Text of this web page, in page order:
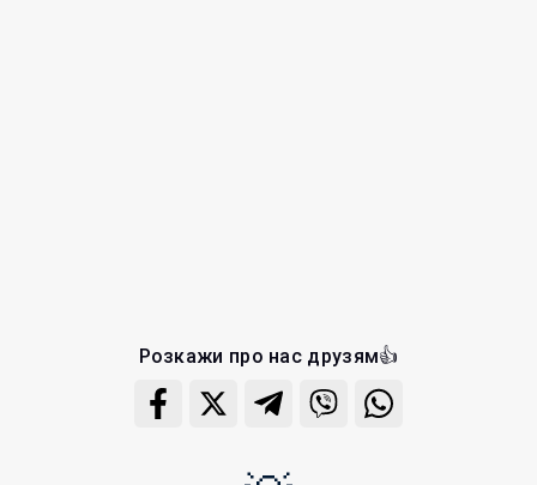
Розкажи про нас друзям👍